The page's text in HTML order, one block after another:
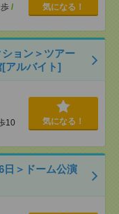
/
気になる！
ョン＞ツアー
アルバイト]
10
気になる！
日＞ドーム公演